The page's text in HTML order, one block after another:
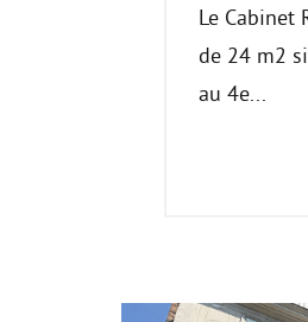
Le Cabinet
de 24 m2
au 4e...